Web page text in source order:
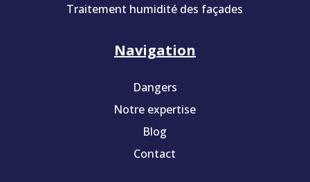
Traitement humidité des façades
Navigation
Dangers
Notre expertise
Blog
Contact